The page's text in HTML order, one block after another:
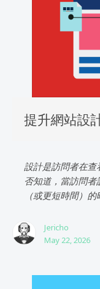
提升網站設
設計是訪問者在查
否知道，當訪問
（或更短時間）
Jericho
May 22, 2026